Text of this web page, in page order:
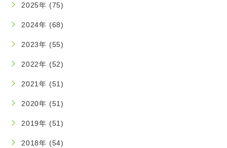
2025年 (75)
2024年 (68)
2023年 (55)
2022年 (52)
2021年 (51)
2020年 (51)
2019年 (51)
2018年 (54)